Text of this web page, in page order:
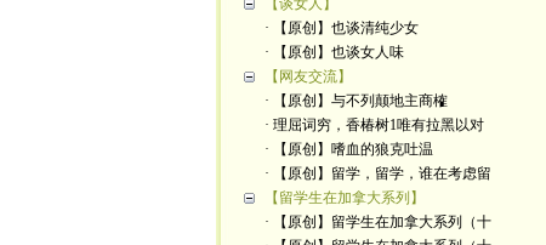
【谈女人】
· 【原创】也谈清纯少女
· 【原创】也谈女人味
【网友交流】
· 【原创】与不列颠地主商榷
· 理屈词穷，香椿树1唯有拉黑以对
· 【原创】嗜血的狼克吐温
· 【原创】留学，留学，谁在考虑留
【留学生在加拿大系列】
· 【原创】留学生在加拿大系列（十